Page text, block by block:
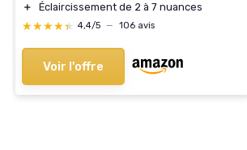
＋
Éclaircissement de 2 à 7 nuances
★★★★★
★★★★★ 4,4/5 — 106 avis
Voir l'offre